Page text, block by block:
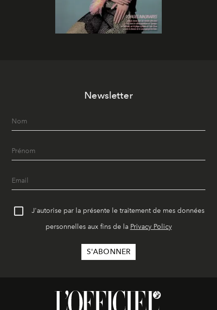
Newsletter
J'autorise par la présente le traitement de mes données
personnelles aux fins de la Privacy Policy